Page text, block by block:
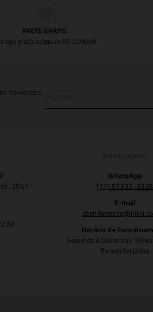
FRETE GRÁTIS
grátis acima de R$ 2.000,00
novidades,
2041 -
WhatsApp
(11) 97392-3838
E-mail
Horário de
Segunda à Sexta das
Exceto feriados